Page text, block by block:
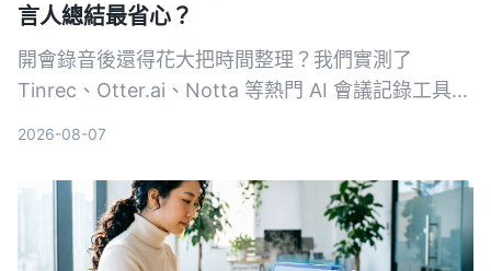
言人總結最省心？
開會錄音後還得花大把時間整理？我們實測了
Tinrec、Otter.ai、Notta 等熱門 AI 會議記錄工具，
2026-08-07